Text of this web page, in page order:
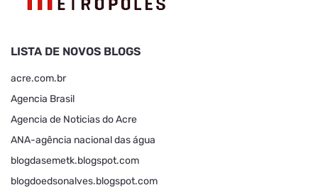
LISTA DE NOVOS BLOGS
acre.com.br
Agencia Brasil
Agencia de Noticias do Acre
ANA-agência nacional das água
blogdasemetk.blogspot.com
blogdoedsonalves.blogspot.com